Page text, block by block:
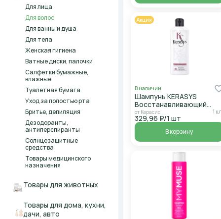
Для лица
Для волос
Для ванны и душа
Для тела
Женская гигиена
Ватные диски, палочки
Салфетки бумажные,
влажные
Туалетная бумага
Уход за полостью рта
Бритье, депиляция
Дезодоранты,
антиперспиранты
Солнцезащитные
средства
Товары медицинского
назначения
Товары для животных
Товары для дома, кухни,
дачи, авто
Акция
В наличии
Шампунь KERASYS
Восстанавливающий
180мл
от Керасис 1
329,96 ₽/1 шт
В корзину